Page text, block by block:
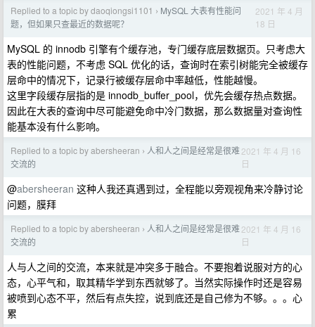
Replied to a topic by daoqiongsi1101 › MySQL 大表有性能问
题，但如果只查最近的数据呢？
2021 年 4 月
18 日
MySQL 的 innodb 引擎有个缓存池，专门缓存底层数据页。只考虑大
表的性能问题，不考虑 SQL 优化的话，查询时在索引树能完全被缓存
层命中的情况下，记录行被缓存层命中率越低，性能越慢。
这里字段缓存层指的是 innodb_buffer_pool，优先会缓存热点数据。
因此在大表的查询中尽可能避免命中冷门数据，那么数据量对查询性
能基本没有什么影响。
Replied to a topic by abersheeran › 人和人之间是经常是很难
交流的
2021 年 4 月 16
日
@abersheeran 这种人我还真遇到过，全程能以旁观视角来冷静讨论
问题，膜拜
Replied to a topic by abersheeran › 人和人之间是经常是很难
交流的
2021 年 4 月 16
日
人与人之间的交流，本来就是冲突多于融合。不要抱着说服对方的心
态，心平气和，取其精华学到东西就够了。当然实际操作时还是容易
被喷到心态不平，然后有点失控，说到底还是自己修为不够。。。心
累